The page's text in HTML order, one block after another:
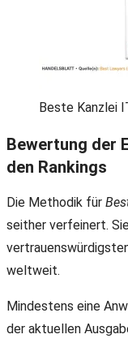
Beste Kanzlei
Bewertung der
den Rankings
Die Methodik für
seither verfeinert.
weltweit.
Mindestens eine
der aktuellen